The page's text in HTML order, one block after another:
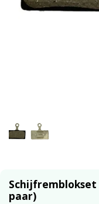
Schijfremblokset
paar)